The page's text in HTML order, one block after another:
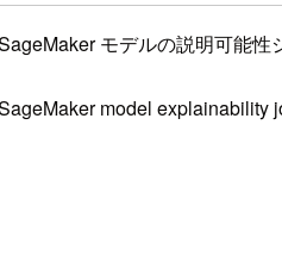
モデルの説明可能
model